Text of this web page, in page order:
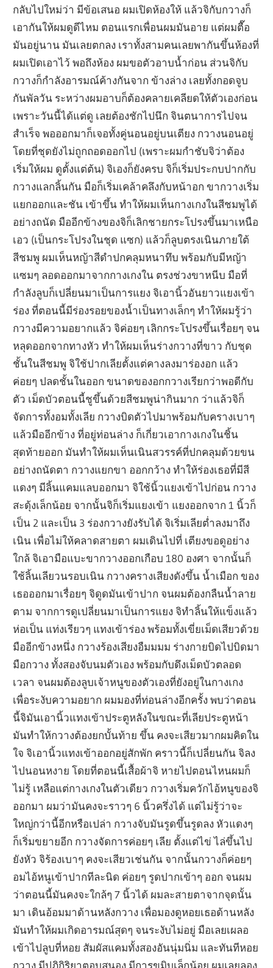
กลับไปใหม่ว่า มีข้อเสนอ ผมเปิดห้องให้ แล้วจิกับกวางก็
เอากันให้ผมดูดีไหม ตอนแรกเพื่อนผมมันอาย แต่ผมตื๊อ
มันอยู่นาน มันเลยตกลง เราทั้งสามคนเลยพากันขึ้นห้องที่
ผมเปิดเอาไว้ พอถึงห้อง ผมขอตัวอาบน้ำก่อน ส่วนจิกับ
กวางก็กำลังอารมณ์ค้างกันจาก ข้างล่าง เลยทั้งกอดจูบ
กันพัลวัน ระหว่างผมอาบก็ต้องคลายเคลียดให้ตัวเองก่อน
เพราะวันนี้ได้แต่ดู เลยต้องชักไปนึก จินตนาการไปจน
สำเร็จ พอออกมาก็เจอทั้งคู่นอนอยู่บนเตียง กวางนอนอยู่
โดยที่ชุดยังไม่ถูกถอดออกไป (เพราะผมกำชับจิว่าต้อง
เริ่มให้ผม ดูตั้งแต่ต้น) จิเองก็ยังครบ จิก็เริ่มประกบปากกับ
กวางแลกลิ้นกัน มือก็เริ่มเคล้าคลึงกับหน้าอก ขากวางเริ่ม
แยกออกและชัน เข้าขึ้น ทำให้ผมเห็นกางเกงในสีชมพูได้
อย่างถนัด มืออีกข้างของจิก็เลิกชายกระโปรงขึ้นมาเหนือ
เอว (เป็นกระโปรงในชุด แซก) แล้วก็ลูบตรงเนินภายใต้
สีชมพู ผมเห็นหญ้าสีดำปกคลุมหนาทึบ พร้อมกับมีหญ้า
แซมๆ ลอดออกมาจากกางเกงใน ตรงช่วงขาหนีบ มือที่
กำลังลูบก็เปลี่ยนมาเป็นการแยง จิเอานิ้วอันยาวแยงเข้า
ร่อง ที่ตอนนี้มีร่องรอยของน้ำเป็นทางเล็กๆ ทำให้ผมรู้ว่า
กวางมีความอยากแล้ว จิค่อยๆ เลิกกระโปรงขึ้นเรื่อยๆ จน
หลุดออกจากทางหัว ทำให้ผมเห็นร่างกวางที่ขาว กับชุด
ชั้นในสีชมพู จิใช้ปากเลียตั้งแต่คางลงมาร่องอก แล้ว
ค่อยๆ ปลดชั้นในออก ขนาดของอกกวางเรียกว่าพอดีกับ
ตัว เม็ดบัวตอนนี้ชูขึ้นด้วยสีชมพูน่ากินมาก ว่าแล้วจิก็
จัดการทั้งอมทั้งเลีย กวางบิดตัวไปมาพร้อมกับครางเบาๆ
แล้วมืออีกข้าง ที่อยู่ท่อนล่าง ก็เกี่ยวเอากางเกงในชิ้น
สุดท้ายออก มันทำให้ผมเห็นเนินสวรรค์ที่ปกคลุมด้วยขน
อย่างถนัดตา กวางแยกขา ออกกว้าง ทำให้ร่องเธอที่มีสี
แดงๆ มีลิ้นแคมแลบออกมา จิใช้นิ้วแยงเข้าไปก่อน กวาง
สะดุ้งเล็กน้อย จากนั้นจิก็เริ่มแยงเข้า แยงออกจาก 1 นิ้วก็
เป็น 2 และเป็น 3 ร่องกวางยังรับได้ จิเริ่มเลียต่ำลงมาถึง
เนิน เพื่อไม่ให้คลาดสายตา ผมเดินไปที่ เตียงขอดูอย่าง
ใกล้ จิเอามือแบะขากวางออกเกือบ 180 องศา จากนั้นก็
ใช้ลิ้นเลียวนรอบเนิน กวางครางเสียงดังขึ้น น้ำเมือก ของ
เธอออกมาเรื่อยๆ จิดูดมันเข้าปาก จนผมต้องกลืนน้ำลาย
ตาม จากการดูเปลี่ยนมาเป็นการแยง จิทำลิ้นให้แข็งแล้ว
ห่อเป็น แท่งเรียวๆ แทงเข้าร่อง พร้อมทั้งเขี่ยเม็ดเสียวด้วย
มืออีกข้างหนึ่ง กวางร้องเสียงอืมมมม ร่างกายบิดไปบิดมา
มือกวาง ทั้งสองจับนมตัวเอง พร้อมกับดึงเม็ดบัวตลอด
เวลา จนผมต้องลูบเจ้าหนูของตัวเองที่ยังอยู่ในกางเกง
เพื่อระงับความอยาก ผมมองที่ท่อนล่างอีกครั้ง พบว่าตอน
นี้จิมันเอานิ้วแทงเข้าประตูหลังในขณะที่เลียประตูหน้า
มันทำให้กวางต้องยกบั้นท้าย ขึ้น คงจะเสียวมากผมคิดใน
ใจ จิเอานิ้วแทงเข้าออกอยู่สักพัก คราวนี้ก็เปลี่ยนกัน จิลง
ไปนอนหงาย โดยที่ตอนนี้เสื้อผ้าจิ หายไปตอนไหนผมก็
ไม่รู้ เหลือแต่กางเกงในตัวเดียว กวางเริ่มควักไอ้หนูของจิ
ออกมา ผมว่ามันคงจะราวๆ 6 นิ้วครึ่งได้ แต่ไม่รู้ว่าจะ
ใหญ่กว่านี้อีกหรือเปล่า กวางจับมันรูดขึ้นรูดลง หัวแดงๆ
ก็เริ่มขยายอีก กวางจัดการค่อยๆ เลีย ตั้งแต่ไข่ ไล่ขึ้นไป
ยังหัว จิร้องเบาๆ คงจะเสียวเช่นกัน จากนั้นกวางก็ค่อยๆ
อมไอ้หนูเข้าปากทีละนิด ค่อยๆ รูดปากเข้าๆ ออก จนผม
ว่าตอนนี้มันคงจะใกล้ๆ 7 นิ้วได้ ผมละสายตาจากจุดนั้น
มา เดินอ้อมมาด้านหลังกวาง เพื่อมองดูหอยเธอด้านหลัง
มันทำให้ผมเกิดอารมณ์สุดๆ จนระงับไม่อยู่ มือเลยเผลอ
เข้าไปลูบที่หอย สัมผัสแคมทั้งสองอันนุ่มนิ่ม และทันทีหอย